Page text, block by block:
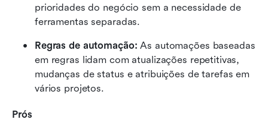
prioridades do negócio sem a necessidade de
ferramentas separadas.
Regras de automação: As automações baseadas
em regras lidam com atualizações repetitivas,
mudanças de status e atribuições de tarefas em
vários projetos.
Prós